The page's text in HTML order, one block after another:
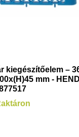
kiegészítőelem –
mm - HENDI